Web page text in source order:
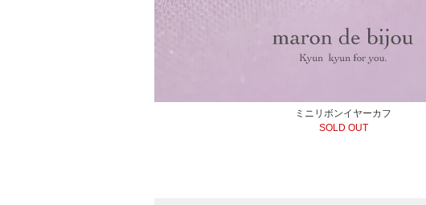
ミニリボンイヤーカフ
SOLD OUT